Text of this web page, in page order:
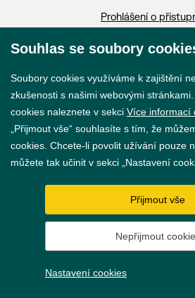
Prohlášení o
GDPR
Nastavení
Vytvořil
Souhlas se soubory
Soubory cookies využíváme k zajištění
zkušenosti s našimi webovými
cookies naleznete v sekci Více informací
„Přijmout vše“ souhlasíte s tím, že
cookies. Chcete-li povolit užívání pouze
můžete tak učinit v sekci „Nastavení
Přijmout vše
Nepřijmout
Nastavení cookies